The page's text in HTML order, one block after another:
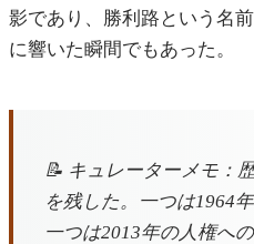
影であり、勝利路という名
に響いた瞬間でもあった。
📝 キュレーターメモ：
を残した。一つは1964
一つは2013年の人権へ